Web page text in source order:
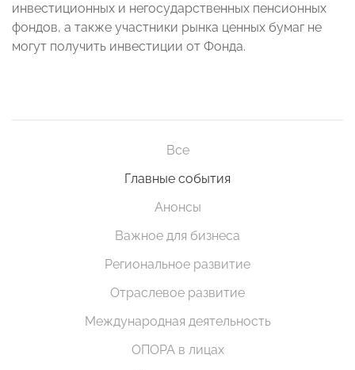
инвестиционных и негосударственных пенсионных
фондов, а также участники рынка ценных бумаг не
могут получить инвестиции от Фонда.
Все
Главные события
Анонсы
Важное для бизнеса
Региональное развитие
Отраслевое развитие
Международная деятельность
ОПОРА в лицах